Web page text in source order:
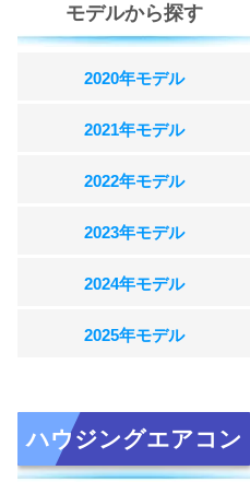
モデルから探す
2020年モデル
2021年モデル
2022年モデル
2023年モデル
2024年モデル
2025年モデル
ハウジングエアコン